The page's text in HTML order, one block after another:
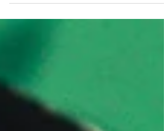
を振り返ります 土岐幸座のみなさんに早速新元号
『令和』を描いていただきました 昭和を懐かし